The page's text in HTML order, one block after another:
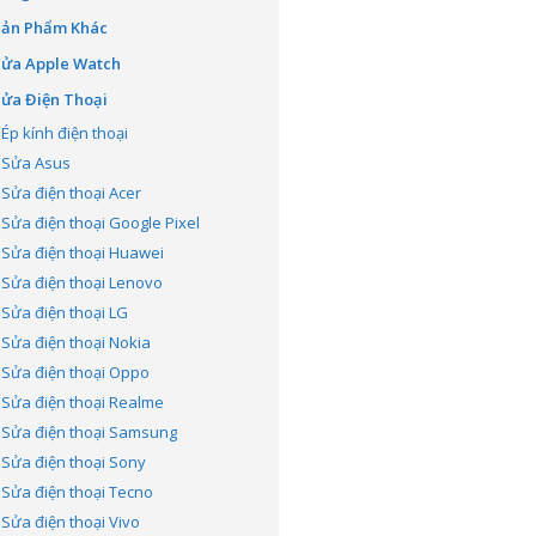
Phẩm Khác
Apple Watch
Điện Thoại
Ép kính điện thoại
Sửa Asus
Sửa điện thoại Acer
Sửa điện thoại Google Pixel
Sửa điện thoại Huawei
Sửa điện thoại Lenovo
Sửa điện thoại LG
Sửa điện thoại Nokia
Sửa điện thoại Oppo
Sửa điện thoại Realme
Sửa điện thoại Samsung
Sửa điện thoại Sony
Sửa điện thoại Tecno
Sửa điện thoại Vivo